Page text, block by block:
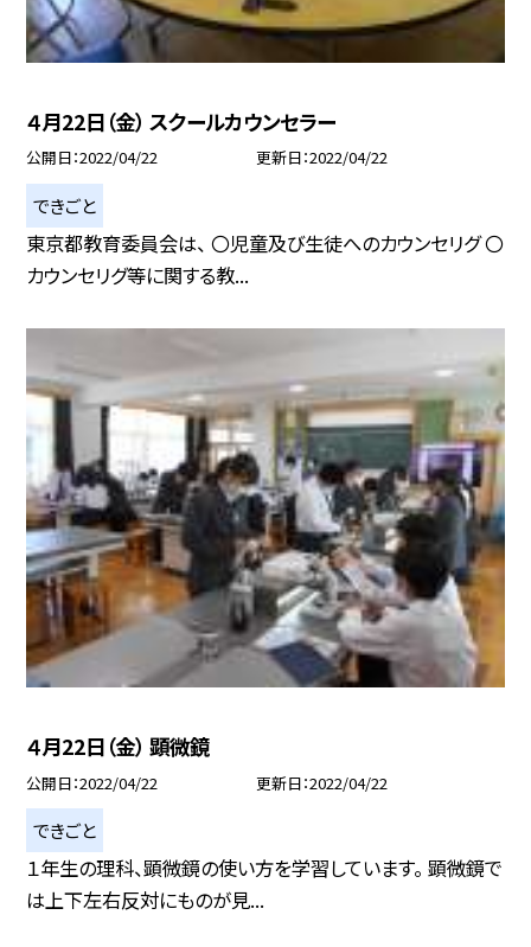
４月22日（金） スクールカウンセラー
公開日 2022/04/22 更新日 2022/04/22
できごと
東京都教育委員会は、 〇児童及び生徒へのカウンセリグ 〇
カウンセリグ等に関する教...
４月22日（金） 顕微鏡
公開日 2022/04/22 更新日 2022/04/22
できごと
１年生の理科、顕微鏡の使い方を学習しています。 顕微鏡で
は上下左右反対にものが見...